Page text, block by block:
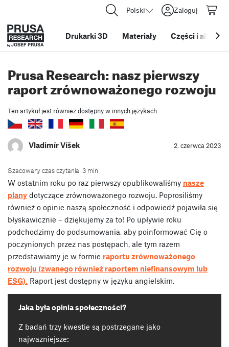
Polski Zaloguj
Drukarki 3D Materiały Części i
Prusa Research: nasz pierwszy
raport zrównoważonego rozwoju
Ten artykuł jest również dostępny w innych językach:
Vladimír Víšek 2. czerwca 2023
Szacowany czas czytania: 3 min
W ostatnim roku po raz pierwszy opublikowaliśmy nasze
plany dotyczące zrównoważonego rozwoju. Poprosiliśmy
również o opinie naszą społeczność i odpowiedź pojawiła się
błyskawicznie – dziękujemy za to! Po upływie roku
podchodzimy do podsumowania, aby poinformować Cię o
poczynionych przez nas postępach, ale tym razem
przedstawiamy je w formie raportu zrównoważonego
rozwoju (zwanego również raportem niefinansowym lub
ESG). Raport jest dostępny w języku angielskim.
Jaka była opinia społeczności?
Z badań trzy kwestie są postrzegane jako
najważniejsze: